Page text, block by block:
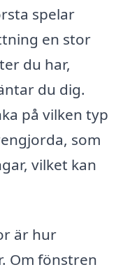
spelar
en stor
du har,
du dig.
på vilken typ
som
vilket kan
är hur
Om fönstren